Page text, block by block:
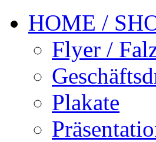
HOME /
Flyer /
Plakate